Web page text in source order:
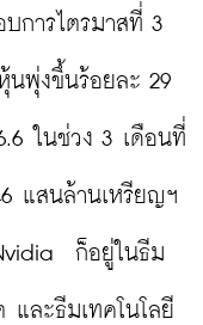
การไตรมาสที่ 3
นพุ่งขึ้นร้อยละ 29
ในช่วง 3 เดือนที่
แสนล้านเหรียญฯ
ก็อยู่ในธีม
ละธีมเทคโนโลยี